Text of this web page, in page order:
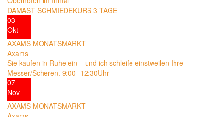
DAMAST SCHMIEDEKURS 3 TAGE
03
Okt
AXAMS MONATSMARKT
Axams
Sie kaufen in Ruhe ein – und ich schleife einstweilen Ihre
Messer/Scheren. 9:00 -12:30Uhr
07
Nov
AXAMS MONATSMARKT